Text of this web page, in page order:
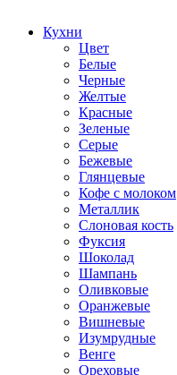
Кухни
Цвет
Белые
Черные
Желтые
Красные
Зеленые
Серые
Бежевые
Глянцевые
Кофе с молоком
Металлик
Слоновая кость
Фуксия
Шоколад
Шампань
Оливковые
Оранжевые
Вишневые
Изумрудные
Венге
Ореховые